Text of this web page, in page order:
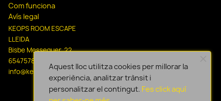
Com funciona
Avís legal
KEOPS ROOM ESCAPE
LLEIDA
Bisbe Messeguer, 22
654757806
info@keopsescapelleida.com
Aquest lloc utilitza cookies per millorar la
experiència, analitzar trànsit i
personalitzar el contingut. Fes click aquí